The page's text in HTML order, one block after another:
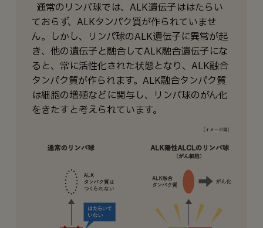
通常のリンパ球では、ALK遺伝子ははたらい
ておらず、ALKタンパク質が作られていませ
ん。しかし、リンパ球のALK遺伝子に異常が起
き、他の遺伝子と融合してALK融合遺伝子にな
ると、常に活性化された状態となり、ALK融合
タンパク質が作られます。ALK融合タンパク質
は細胞の増殖などに関与し、リンパ球のがん化
をきたすと考えられています。